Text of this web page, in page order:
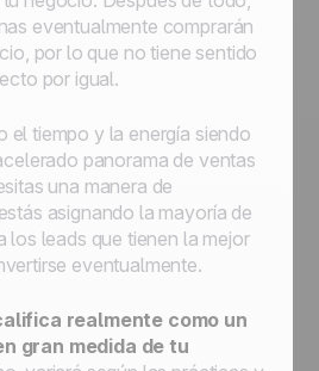
eventualmente comprarán
por lo que no tiene sentido
por igual.
el tiempo y la energía siendo
panorama de ventas
una manera de
asignando la mayoría de
los leads que tienen la mejor
eventualmente.
realmente como un
gran medida de tu